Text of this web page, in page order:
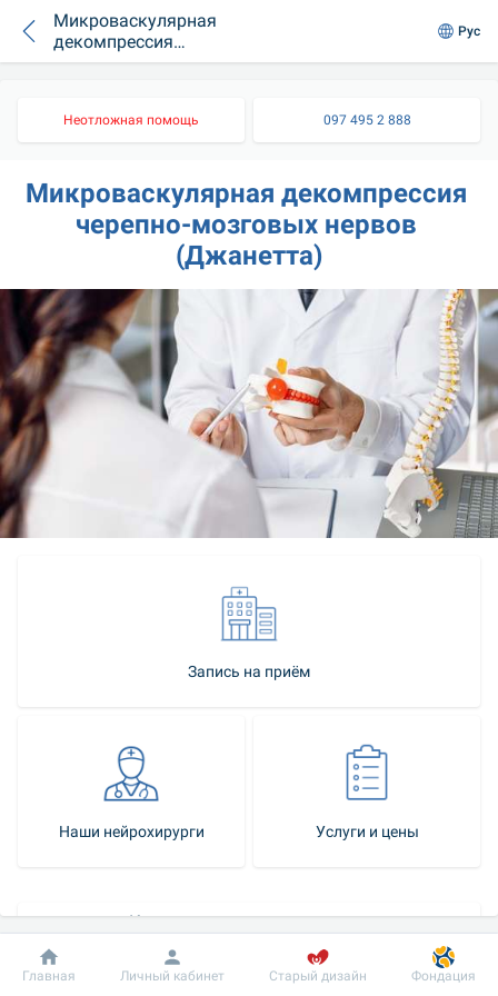
Микроваскулярная
декомпрессия
черепно-мозговых
Рус
Неотложная помощь 097 495 2 888
Микроваскулярная декомпрессия
черепно-мозговых нервов
(Джанетта)
Запись на приём
Наши нейрохирурги Услуги и цены
Как стать нашим пациентом
Контакт-центр
Добробут Информация Пациенту
Главная Личный кабинет Старый дизайн Фондация